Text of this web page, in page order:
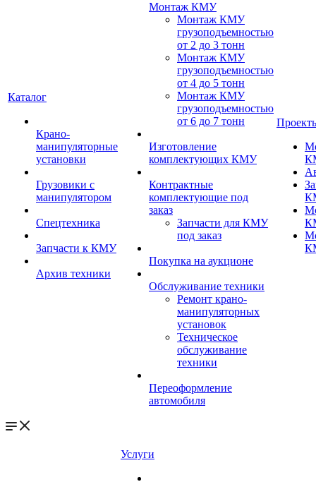
Каталог
Крано-
манипуляторные
установки
Грузовики с
манипулятором
Спецтехника
Запчасти к КМУ
Архив техники
Монтаж КМУ
Монтаж КМУ
грузоподъемностью
от 2 до 3 тонн
Монтаж КМУ
грузоподъемностью
от 4 до 5 тонн
Монтаж КМУ
грузоподъемностью
от 6 до 7 тонн
Изготовление
комплектующих КМУ
Контрактные
комплектующие под
заказ
Запчасти для КМУ
под заказ
Покупка на аукционе
Обслуживание техники
Ремонт крано-
манипуляторных
установок
Техническое
обслуживание
техники
Переоформление
автомобиля
Услуги